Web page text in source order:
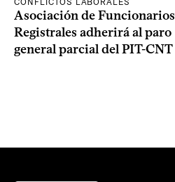
CONFLICTOS LABORALES
Asociación de Funcionarios
Registrales adherirá al paro
general parcial del PIT-CNT